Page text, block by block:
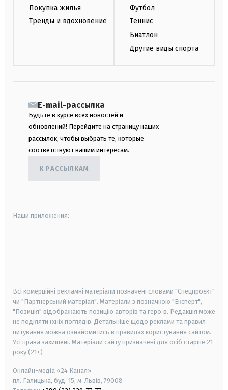
Покупка жилья
Тренды и вдохновение
Футбол
Теннис
Биатлон
Другие виды спорта
E-mail-рассылка
Будьте в курсе всех новостей и
обновлений! Перейдите на страницу наших
рассылок, чтобы выбрать те, которые
соответствуют вашим интересам.
К РАССЫЛКАМ
Наши приложения:
Всі комерційні рекламні матеріали позначені словами "Спецпроєкт"
чи "Партнерський матеріал". Матеріали з позначкою "Експерт",
"Позиція" відображають позицію авторів та героїв. Редакція може
не поділяти їхніх поглядів. Детальніше щодо реклами та правил
цитування можна ознайомитись в правилах користування сайтом.
Усі права захищені. Матеріали сайту призначені для осіб старше 21
року (21+)
Онлайн-медіа «24 Канал»
пл. Галицька, буд. 15, м. Львів, 79008